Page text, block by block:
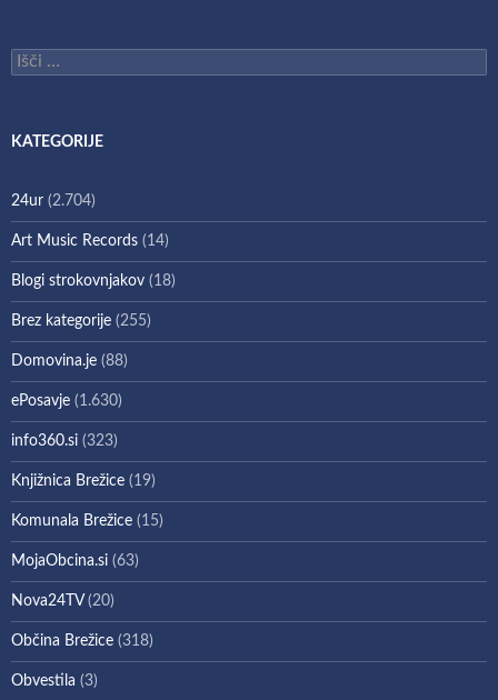
Išči:
KATEGORIJE
24ur (2.704)
Art Music Records (14)
Blogi strokovnjakov (18)
Brez kategorije (255)
Domovina.je (88)
ePosavje (1.630)
info360.si (323)
Knjižnica Brežice (19)
Komunala Brežice (15)
MojaObcina.si (63)
Nova24TV(20)
Občina Brežice (318)
Obvestila (3)